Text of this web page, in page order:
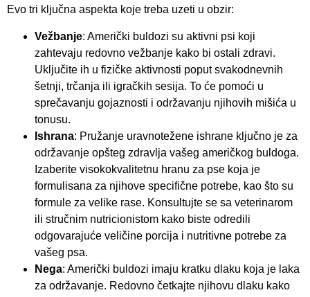
Evo tri ključna aspekta koje treba uzeti u obzir:
Vežbanje: Američki buldozi su aktivni psi koji
zahtevaju redovno vežbanje kako bi ostali zdravi.
Uključite ih u fizičke aktivnosti poput svakodnevnih
šetnji, trčanja ili igračkih sesija. To će pomoći u
sprečavanju gojaznosti i održavanju njihovih mišića u
tonusu.
Ishrana: Pružanje uravnotežene ishrane ključno je za
održavanje opšteg zdravlja vašeg američkog buldoga.
Izaberite visokokvalitetnu hranu za pse koja je
formulisana za njihove specifične potrebe, kao što su
formule za velike rase. Konsultujte se sa veterinarom
ili stručnim nutricionistom kako biste odredili
odgovarajuće veličine porcija i nutritivne potrebe za
vašeg psa.
Nega: Američki buldozi imaju kratku dlaku koja je laka
za održavanje. Redovno četkajte njihovu dlaku kako